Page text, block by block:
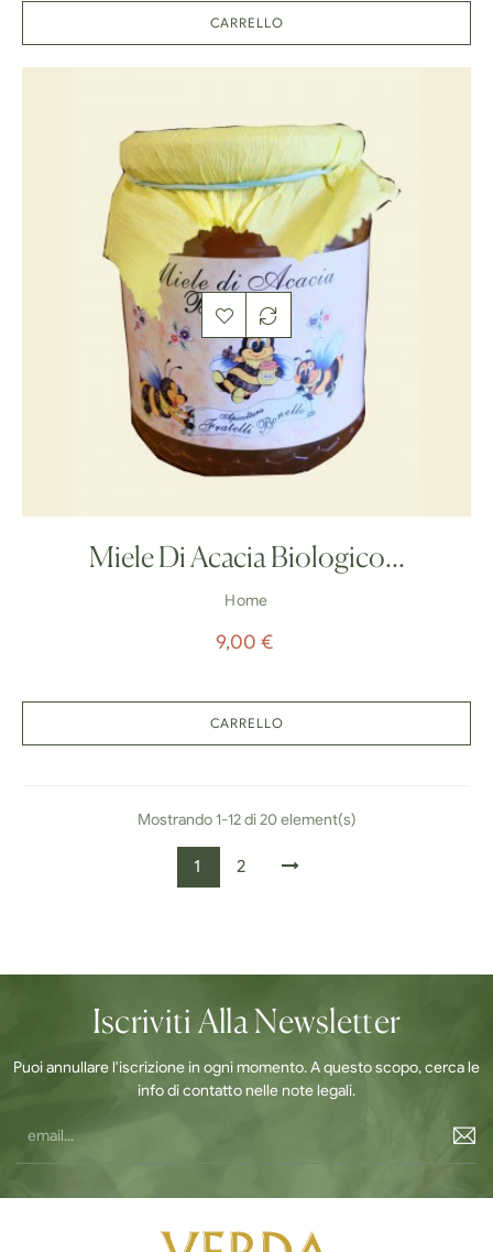
CARRELLO
Miele Di Acacia Biologico...
Home
Prezzo
9,00 €
CARRELLO
Mostrando 1-12 di 20 element(s)
1 2
Iscriviti Alla Newsletter
Puoi annullare l'iscrizione in ogni momento. A questo scopo, cerca le
info di contatto nelle note legali.